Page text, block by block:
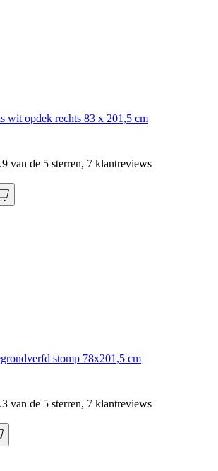
wit opdek rechts 83 x 201,5 cm
van de 5 sterren, 7 klantreviews
stomp 78x201,5 cm
van de 5 sterren, 7 klantreviews